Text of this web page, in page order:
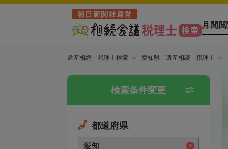
朝日新聞社運営
月間
遺産相続 税理士検索 愛知県 遺産相続 税理士
検索条件変更
都道府県